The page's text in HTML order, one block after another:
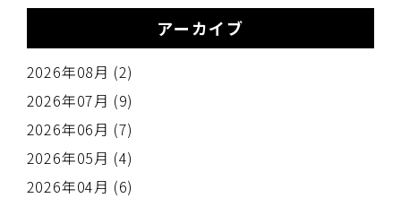
アーカイブ
2026年08月 (2)
2026年07月 (9)
2026年06月 (7)
2026年05月 (4)
2026年04月 (6)